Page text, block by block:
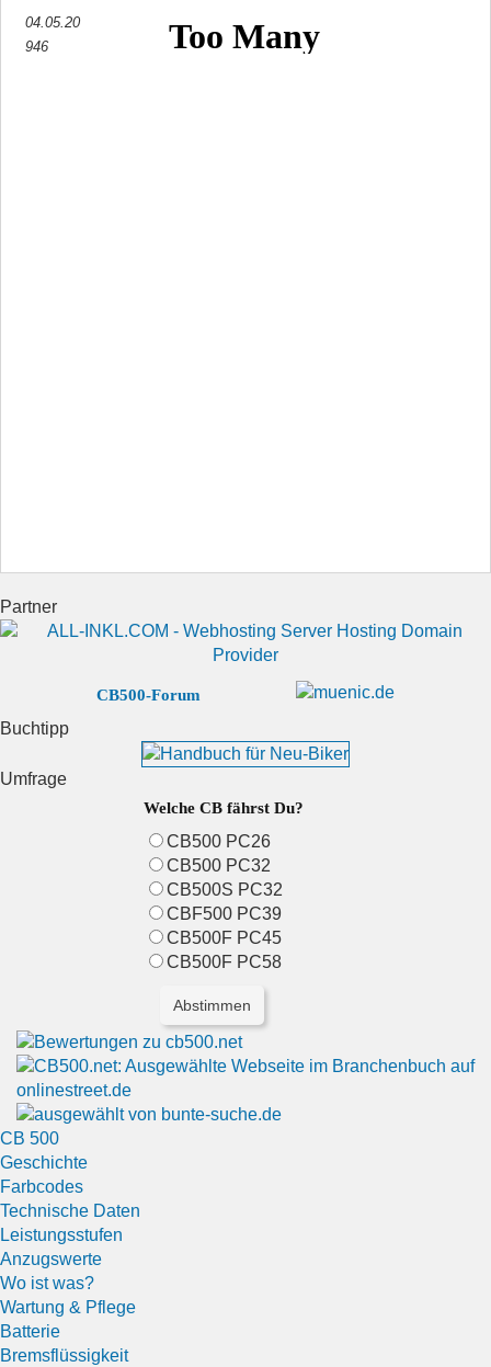
04.05.20
946
Partner
CB500-Forum
Buchtipp
Umfrage
Welche CB fährst Du?
CB500 PC26
CB500 PC32
CB500S PC32
CBF500 PC39
CB500F PC45
CB500F PC58
CB 500
Geschichte
Farbcodes
Technische Daten
Leistungsstufen
Anzugswerte
Wo ist was?
Wartung & Pflege
Batterie
Bremsflüssigkeit